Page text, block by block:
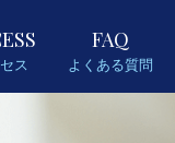
ス
FAQ
よくある質問